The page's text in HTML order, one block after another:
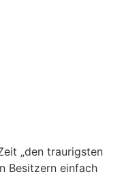
„den traurigsten
Besitzern einfach